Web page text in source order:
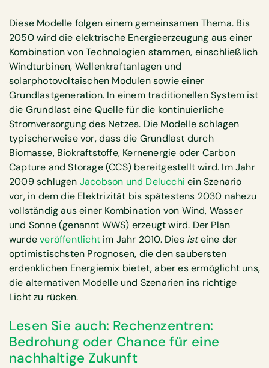
Diese Modelle folgen einem gemeinsamen Thema. Bis
2050 wird die elektrische Energieerzeugung aus einer
Kombination von Technologien stammen, einschließlich
Windturbinen, Wellenkraftanlagen und
solarphotovoltaischen Modulen sowie einer
Grundlastgeneration. In einem traditionellen System ist
die Grundlast eine Quelle für die kontinuierliche
Stromversorgung des Netzes. Die Modelle schlagen
typischerweise vor, dass die Grundlast durch
Biomasse, Biokraftstoffe, Kernenergie oder Carbon
Capture and Storage (CCS) bereitgestellt wird. Im Jahr
2009 schlugen Jacobson und Delucchi ein Szenario
vor, in dem die Elektrizität bis spätestens 2030 nahezu
vollständig aus einer Kombination von Wind, Wasser
und Sonne (genannt WWS) erzeugt wird. Der Plan
wurdeveröffentlicht im Jahr 2010. Dies isteine der
optimistischsten Prognosen, die den saubersten
erdenklichen Energiemix bietet, aber es ermöglicht uns,
die alternativen Modelle und Szenarien ins richtige
Licht zu rücken.
Lesen Sie auch: Rechenzentren:
Bedrohung oder Chance für eine
nachhaltige Zukunft